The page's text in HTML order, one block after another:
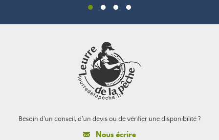
Besoin d'un conseil, d'un devis ou de vérifier une disponibilité ?
Nous écrire